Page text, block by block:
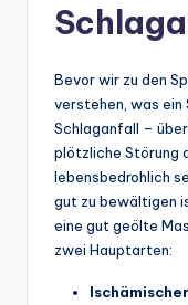
Bevor wir zu den
verstehen, was
Schlaganfall –
plötzliche Störung
lebensbedrohlich
gut zu bewältigen
eine gut geölte
zwei Hauptarten: